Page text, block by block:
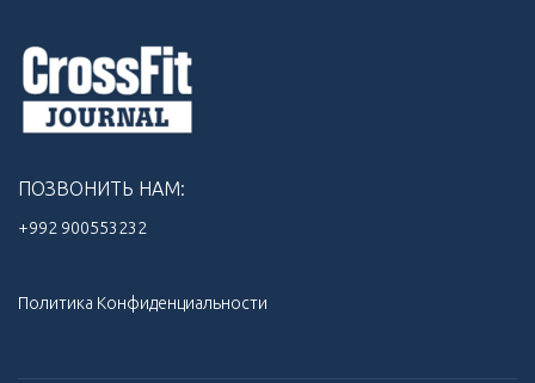
ПОЗВОНИТЬ НАМ:
+992 900553232‬
Политика Конфиденциальности